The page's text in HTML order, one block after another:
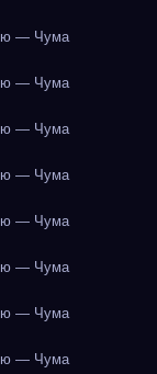
— Чума
— Чума
— Чума
— Чума
— Чума
— Чума
— Чума
— Чума